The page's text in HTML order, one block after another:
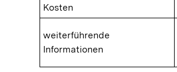
Kosten
weiterführende
Informationen